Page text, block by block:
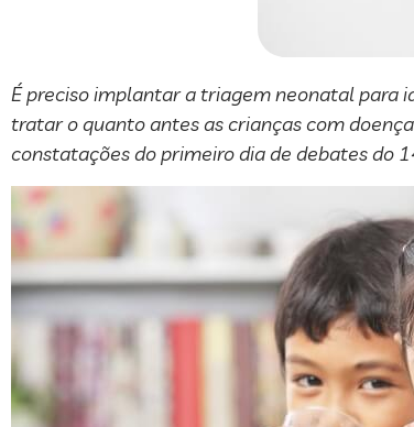
É preciso implantar a triagem neonatal para
tratar o quanto antes as crianças com
constatações do primeiro dia de debates do